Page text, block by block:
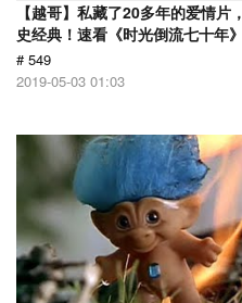
【越哥】私藏了20多年的爱情
史经典！速看《时光倒流七十年》
# 549
2019-05-03 01:03